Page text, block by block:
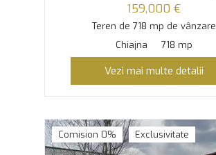
159,000 €
Teren de 718 mp de vânzare
Chiajna
718 mp
Vezi mai multe detalii
Comision 0% Exclusivitate